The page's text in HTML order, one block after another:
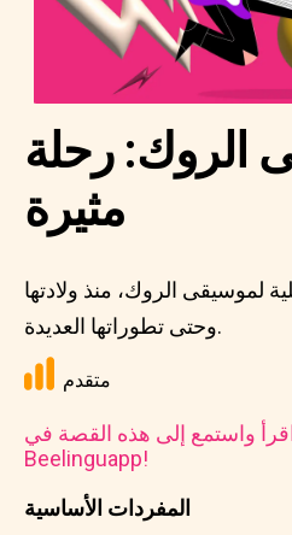
المفردات الأساسية
الروك: رحلة
مثيرة
لموسيقى الروك، منذ ولادتها
وحتى تطوراتها العديدة.
متقدم
اقرأ واستمع إلى هذه القصة في
Beelinguapp!